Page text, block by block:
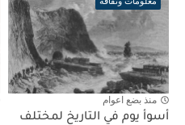
منذ بضع اعوام
أسوأ يوم في التاريخ لمختلف